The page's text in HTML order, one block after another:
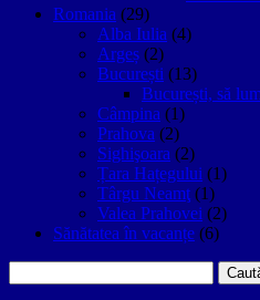
Romania (29)
Alba Iulia (4)
Argeș (2)
București (13)
București, să
Câmpina (1)
Prahova (2)
Sighişoara (2)
Țara Hațegului (1)
Târgu Neamţ (1)
Valea Prahovei (2)
Sănătatea în vacanțe (6)
după: